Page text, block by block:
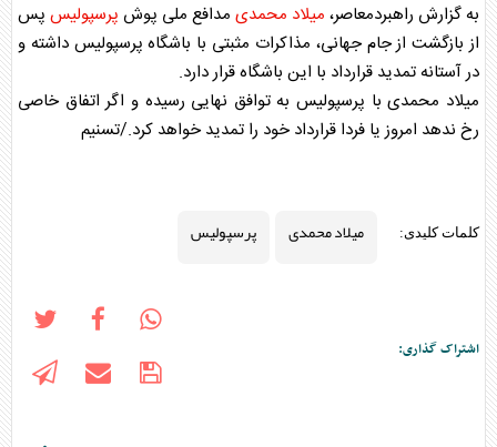
به گزارش راهبردمعاصر، میلاد محمدی مدافع ملی پوش پرسپولیس پس
از بازگشت از جام جهانی، مذاکرات مثبتی با باشگاه پرسپولیس داشته و
در آستانه تمدید قرارداد با این باشگاه قرار دارد.
میلاد محمدیبا پرسپولیسبه توافق نهایی رسیده و اگر اتفاق خاصی
رخ ندهد امروز یا فردا قرارداد خود را تمدید خواهد کرد./تسنیم
کلمات کلیدی: میلاد محمدی پرسپولیس
اشتراک گذاری: